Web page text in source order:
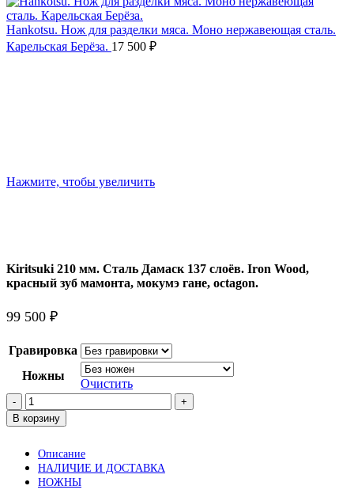
Hankotsu. Нож для разделки мяса. Моно нержавеющая сталь.
Карельская Берёза. 17 500 ₽
Нажмите, чтобы увеличить
Kiritsuki 210 мм. Сталь Дамаск 137 слоёв. Iron Wood,
красный зуб мамонта, мокумэ гане, octagon.
99 500 ₽
Гравировка
Ножны
Очистить
Количество
товара
Kiritsuki
мм.
Сталь
Дамаск
В корзину
Описание
НАЛИЧИЕ И ДОСТАВКА
НОЖНЫ